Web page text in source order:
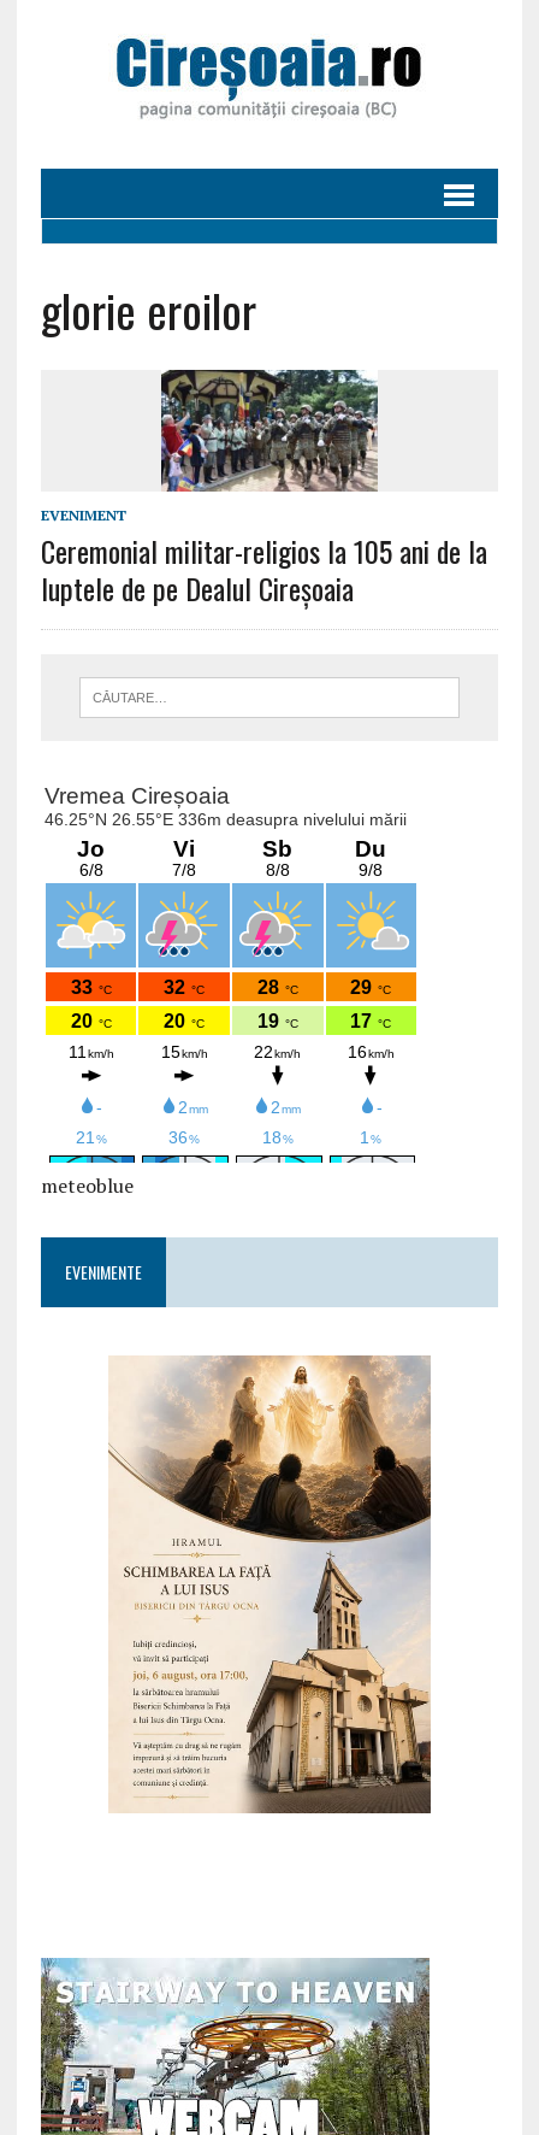
glorie eroilor
EVENIMENT
Ceremonial militar-religios la 105 ani de la
luptele de pe Dealul Cireșoaia
meteoblue
EVENIMENTE